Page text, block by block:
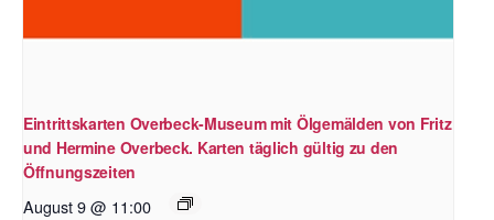
Eintrittskarten Overbeck-Museum mit Ölgemälden von Fritz
und Hermine Overbeck. Karten täglich gültig zu den
Öffnungszeiten
August 9 @ 11:00